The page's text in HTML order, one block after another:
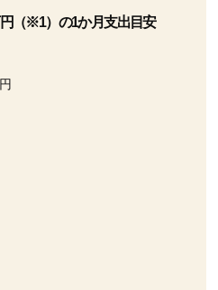
（※1）の1か月支出目安